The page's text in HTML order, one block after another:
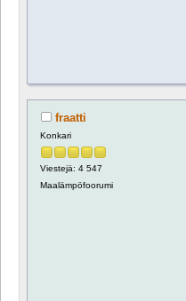
fraatti
Konkari
Viestejä: 4 547
Maalämpöfoorumi